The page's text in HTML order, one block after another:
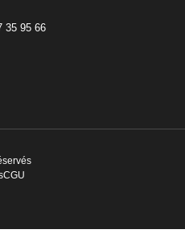
35 95 66
CGU